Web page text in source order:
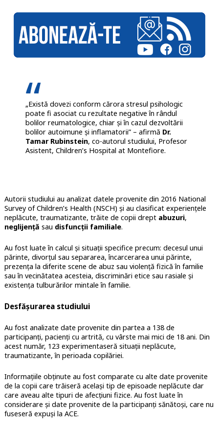
„Există dovezi conform cărora stresul psihologic
poate fi asociat cu rezultate negative în rândul
bolilor reumatologice, chiar și în cazul dezvoltării
bolilor autoimune și inflamatorii” – afirmă Dr.
Tamar Rubinstein, co-autorul studiului, Profesor
Asistent, Children’s Hospital at Montefiore.
Autorii studiului au analizat datele provenite din 2016 National
Survey of Children’s Health (NSCH) și au clasificat experiențele
neplăcute, traumatizante, trăite de copii drept abuzuri,
neglijență sau disfuncții familiale.
Au fost luate în calcul și situații specifice precum: decesul unui
părinte, divorțul sau separarea, încarcerarea unui părinte,
prezența la diferite scene de abuz sau violență fizică în familie
sau în vecinătatea acesteia, discriminări etice sau rasiale și
existența tulburărilor mintale în familie.
Desfășurarea studiului
Au fost analizate date provenite din partea a 138 de
participanți, pacienți cu artrită, cu vârste mai mici de 18 ani. Din
acest număr, 123 experimentaseră situații neplăcute,
traumatizante, în perioada copilăriei.
Informațiile obținute au fost comparate cu alte date provenite
de la copii care trăiseră același tip de episoade neplăcute dar
care aveau alte tipuri de afecțiuni fizice. Au fost luate în
considerare și date provenite de la participanți sănătoși, care nu
fuseseră expuși la ACE.